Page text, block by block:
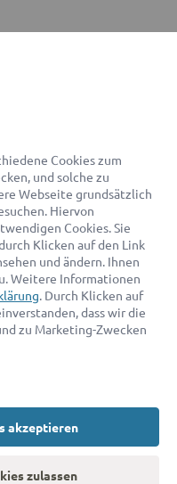
Uhr für Sie erreichbar.
Rechtsanwalt finden
FaktenAGB
Cookies zum
und solche zu
Webseite grundsätzlich
Hiervon
Cookies. Sie
Klicken auf den Link
und ändern. Ihnen
Weitere Informationen
. Durch Klicken auf
dass wir die
zu Marketing-Zwecken
akzeptieren
zulassen